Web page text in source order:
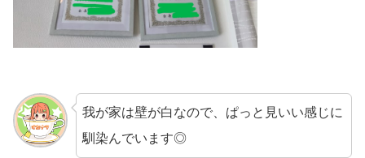
我が家は壁が白なので、ぱっと見いい感じに
馴染んでいます◎